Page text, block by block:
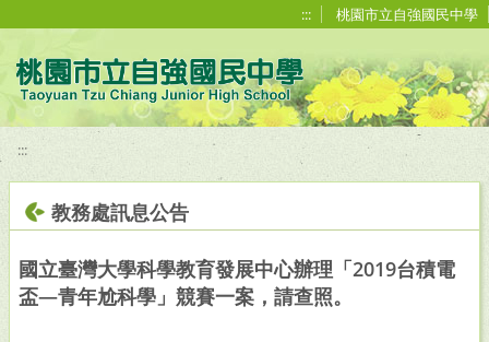
::: 桃園市立自強國民中學
:::
教務處訊息公告
國立臺灣大學科學教育發展中心辦理「2019台積電
盃—青年尬科學」競賽一案，請查照。